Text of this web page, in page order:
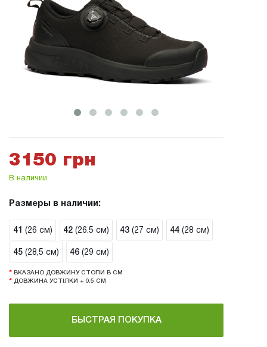
3150 грн
В наличии
Размеры в наличии:
41 (26 см) 42 (26.5 см) 43 (27 см) 44 (28 см)
45 (28,5 см) 46 (29 см)
* ВКАЗАНО ДОВЖИНУ СТОПИ В СМ
* ДОВЖИНА УСТІЛКИ + 0.5 СМ